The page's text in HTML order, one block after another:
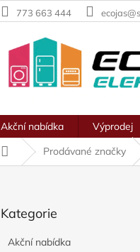
773 663 444
Akční nabídka Výprodej
Domů
Prodávané značky
kategorie
Kategorie
Akční nabídka